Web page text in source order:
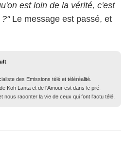
est loin de la vérité, c'est
?"Le message est passé, et
des Emissions télé et téléréalité.
Koh Lanta et de l'Amour est dans le pré,
nous raconter la vie de ceux qui font l'actu télé.